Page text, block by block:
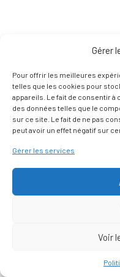
Gérer
Pour offrir les meilleures
telles que les cookies pour
appareils. Le fait de consentir
des données telles que le
sur ce site. Le fait de ne pas
peut avoir un effet négatif sur
Gérer les services
Voir